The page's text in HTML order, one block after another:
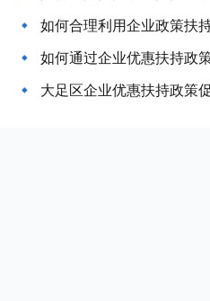
如何合理利用企业政策扶
如何通过企业优惠扶持政
大足区企业优惠扶持政策